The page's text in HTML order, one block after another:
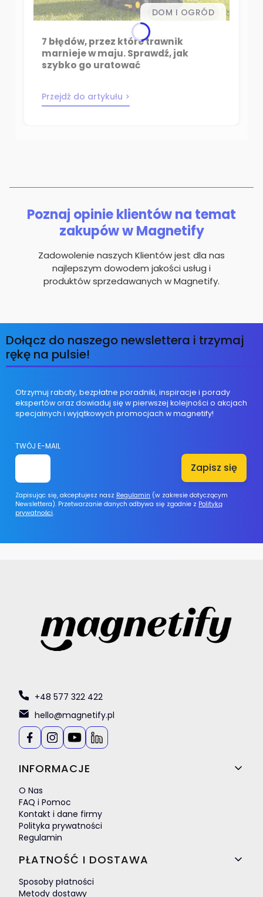
DOM I OGRÓD
7 błędów, przez które trawnik
marnieje w maju. Sprawdź, jak
szybko go uratować
Przejdź do artykułu >
Poznaj opinie klientów na temat
zakupów w Magnetify
Zadowolenie naszych Klientów jest dla nas
najlepszym dowodem jakości usług i
produktów sprzedawanych w Magnetify.
Dołącz do naszego newslettera i trzymaj
rękę na pulsie!
Otrzymuj rabaty, bezpłatne poradniki, inspiracje i porady
ekspertów oraz dowiaduj się w pierwszej kolejności o akcjach
specjalnych i wyjątkowych promocjach w magnetify!
TWÓJ E-MAIL
Zapisz się
Zapisując się, akceptujesz nasz Regulamin (w zakresie dotyczącym
Newslettera). Przetwarzanie danych odbywa się zgodnie z Polityką
prywatności.
+48 577 322 422
hello@magnetify.pl
Linki w stopce
INFORMACJE
O Nas
FAQ i Pomoc
Kontakt i dane firmy
Polityka prywatności
Regulamin
PŁATNOŚĆ I DOSTAWA
Sposoby płatności
Metody dostawy